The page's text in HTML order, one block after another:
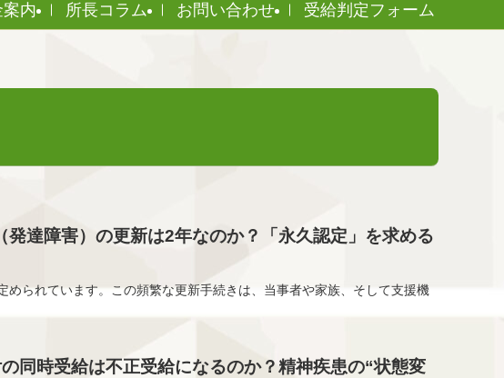
内 所長コラム お問い合わせ 受給判定フォーム
発達障害）の更新は2年なのか？「永久認定」を求める
られています。この頻繁な更新手続きは、当事者や家族、そして支援機
同時受給は不正受給になるのか？精神疾患の“状態変